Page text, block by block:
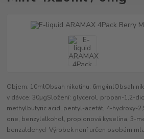
Objem: 10mlObsah nikotinu: 6mg/mlObsah
v dávce: 30μgSložení: glycerol, propan-1,2-
methylbutyric acid, pentyl-acetát, 4-hydroxy-
one, benzylalkohol, propionová kyselina, 3-
benzaldehyd Výrobek není určen osobám